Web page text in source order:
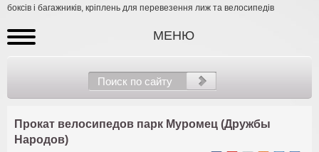
боксів і багажників, кріплень для перевезення лиж та велосипедів
МЕНЮ
Прокат велосипедов парк Муромец (Дружбы
Народов)